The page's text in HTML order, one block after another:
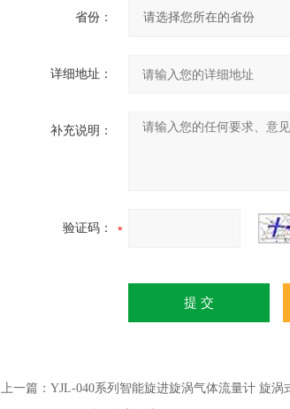
省份：
详细地址：
补充说明：
验证码：
上一篇： YJL-040系列智能旋进旋涡气体流量计 旋涡